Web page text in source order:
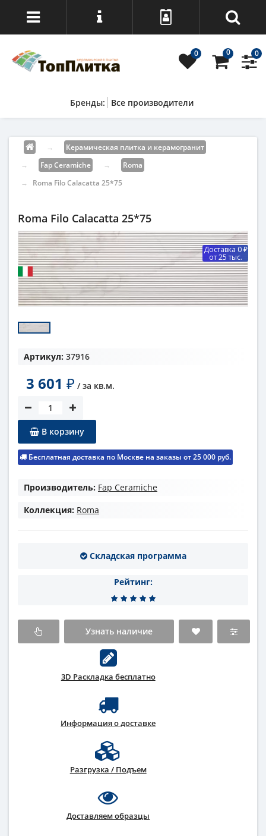
0 0
0
Все производители
→
Керамическая плитка и керамогранит
→
Fap Ceramiche →
Roma
→
Roma Filo Calacatta 25*75
Roma Filo Calacatta 25*75
Доставка 0 ₽
от 25 тыс.
Артикул: 37916
3 601 ₽ / за кв.м.
В корзину
Бесплатная доставка по Москве на заказы от 25 000 руб.
Производитель: Fap Ceramiche
Коллекция: Roma
Складская программа
Рейтинг:
Узнать наличие
3D Раскладка бесплатно
Информация о доставке
Разгрузка / Подъем
Доставляем образцы